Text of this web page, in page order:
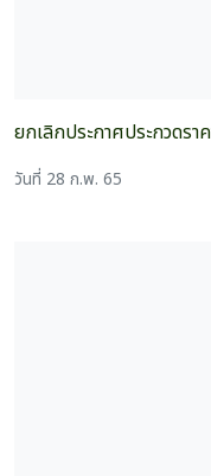
ยกเลิกประกาศประกวดรา
วันที่ 28 ก.พ. 65